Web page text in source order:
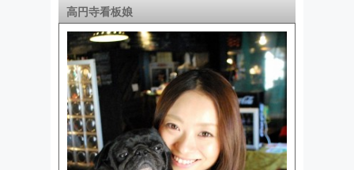
高円寺看板娘